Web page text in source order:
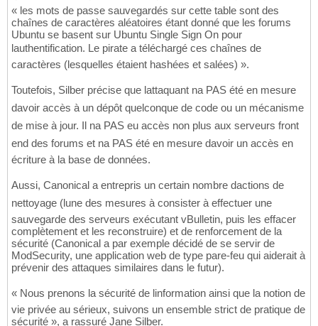
« les mots de passe sauvegardés sur cette table sont des
chaînes de caractères aléatoires étant donné que les forums
Ubuntu se basent sur Ubuntu Single Sign On pour
lauthentification. Le pirate a téléchargé ces chaînes de
caractères (lesquelles étaient hashées et salées) ».
Toutefois, Silber précise que lattaquant na PAS été en mesure
davoir accès à un dépôt quelconque de code ou un mécanisme
de mise à jour. Il na PAS eu accès non plus aux serveurs front
end des forums et na PAS été en mesure davoir un accès en
écriture à la base de données.
Aussi, Canonical a entrepris un certain nombre dactions de
nettoyage (lune des mesures à consister à effectuer une
sauvegarde des serveurs exécutant vBulletin, puis les effacer
complètement et les reconstruire) et de renforcement de la
sécurité (Canonical a par exemple décidé de se servir de
ModSecurity, une application web de type pare-feu qui aiderait à
prévenir des attaques similaires dans le futur).
« Nous prenons la sécurité de linformation ainsi que la notion de
vie privée au sérieux, suivons un ensemble strict de pratique de
sécurité », a rassuré Jane Silber.